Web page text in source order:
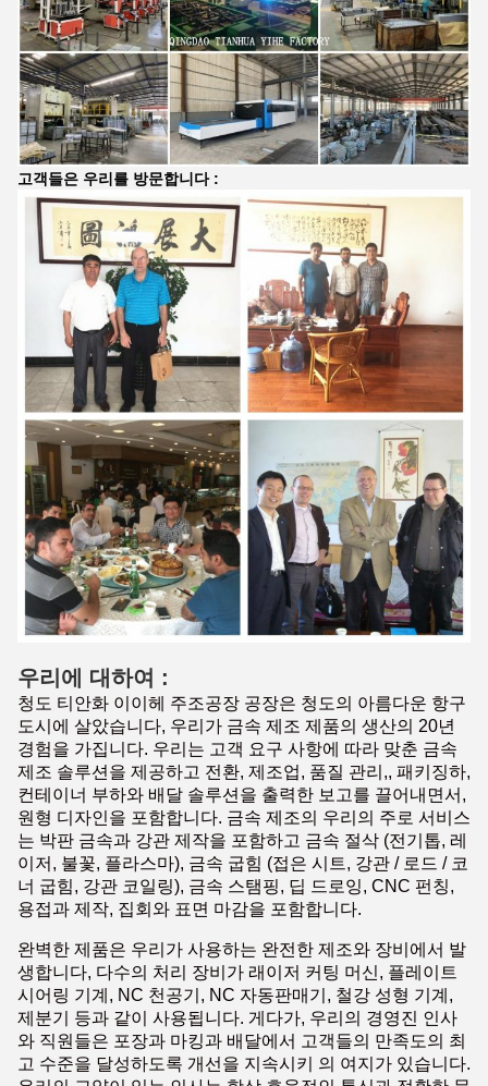
고객들은 우리를 방문합니다 :
우리에 대하여 :
청도 티안화 이이헤 주조공장 공장은 청도의 아름다운 항구
도시에 살았습니다, 우리가 금속 제조 제품의 생산의 20년
경험을 가집니다. 우리는 고객 요구 사항에 따라 맞춘 금속
제조 솔루션을 제공하고 전환, 제조업, 품질 관리,, 패키징하,
컨테이너 부하와 배달 솔루션을 출력한 보고를 끌어내면서,
원형 디자인을 포함합니다. 금속 제조의 우리의 주로 서비스
는 박판 금속과 강관 제작을 포함하고 금속 절삭 (전기톱, 레
이저, 불꽃, 플라스마), 금속 굽힘 (접은 시트, 강관 / 로드 / 코
너 굽힘, 강관 코일링), 금속 스탬핑, 딥 드로잉, CNC 펀칭,
용접과 제작, 집회와 표면 마감을 포함합니다.
완벽한 제품은 우리가 사용하는 완전한 제조와 장비에서 발
생합니다, 다수의 처리 장비가 래이저 커팅 머신, 플레이트
시어링 기계, NC 천공기, NC 자동판매기, 철강 성형 기계,
제분기 등과 같이 사용됩니다. 게다가, 우리의 경영진 인사
와 직원들은 포장과 마킹과 배달에서 고객들의 만족도의 최
고 수준을 달성하도록 개선을 지속시키 의 여지가 있습니다.